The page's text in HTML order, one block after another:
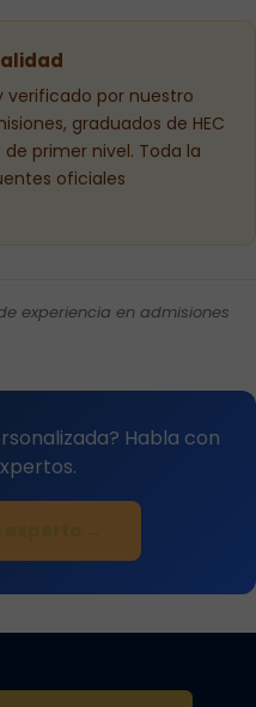
verificado por nuestro
graduados de HEC
de primer nivel. Toda la
oficiales
experiencia en admisiones
Habla con